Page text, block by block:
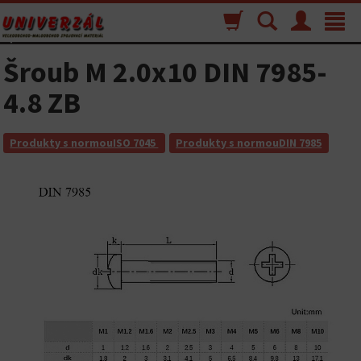
Toggle
Menu
Vyhľadávanie
Nákupný
košík
Šroub M 2.0x10 DIN 7985-
4.8 ZB
Produkty s normouISO 7045 Produkty s normouDIN 7985